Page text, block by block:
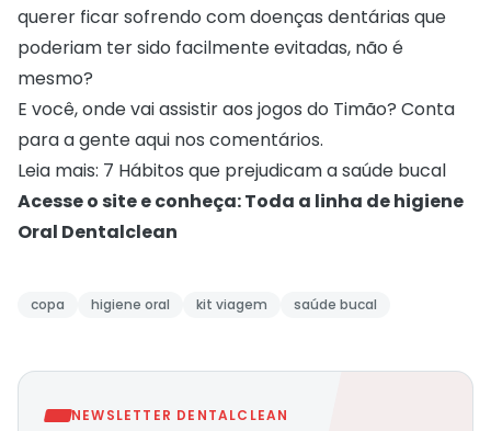
querer ficar sofrendo com doenças dentárias que
poderiam ter sido facilmente evitadas, não é
mesmo?
E você, onde vai assistir aos jogos do Timão? Conta
para a gente aqui nos comentários.
Leia mais: 7 Hábitos que prejudicam a saúde bucal
Acesse o site e conheça:Toda a linha de higiene
Oral Dentalclean
copa higiene oral kit viagem saúde bucal
NEWSLETTER DENTALCLEAN